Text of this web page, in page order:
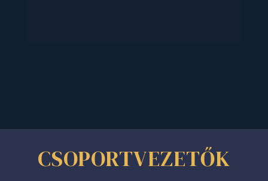
CSOPORTVEZETŐK